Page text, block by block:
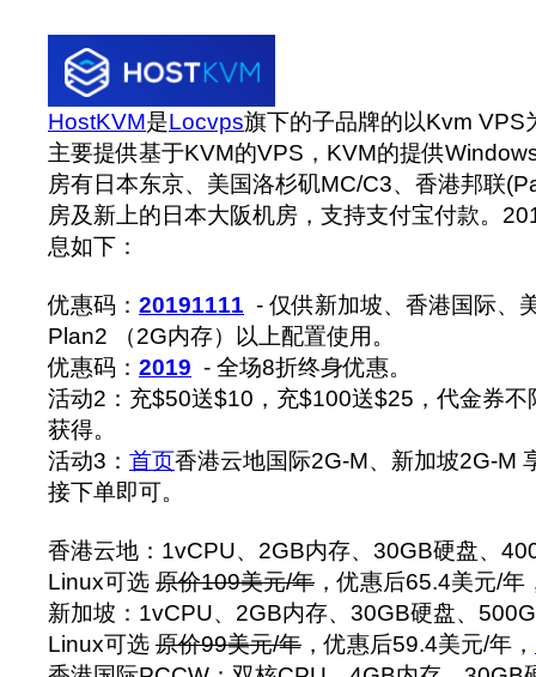
HostKVM是Locvps旗下的子品牌的以Kvm VPS
主要提供基于KVM的VPS，KVM的提供
房有日本东京、美国洛杉矶MC/C3、香港邦联
房及新上的日本大阪机房，支持支付宝付款。‍
息如下：
优惠码： 20191111 - 仅供新加坡、香港国际、
Plan2 （2G内存）以上配置使用。
优惠码： 2019 - 全场8折终身优惠。
活动2：充$50送$10，充$100送$25，代金券不
获得。
活动3： 首页香港云地国际2G-M、新加坡2G-M
接下单即可。
香港云地：1vCPU、2GB内存、30GB硬盘、
Linux可选 原价109美元/年 ，优惠后65.4美元/年
新加坡：1vCPU、2GB内存、30GB硬盘、
Linux可选 原价99美元/年 ，优惠后59.4美元/年，